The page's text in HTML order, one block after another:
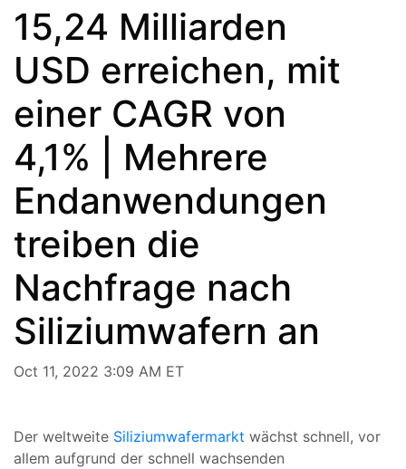
15,24 Milliarden
USD erreichen, mit
einer CAGR von
4,1% | Mehrere
Endanwendungen
treiben die
Nachfrage nach
Siliziumwafern an
Oct 11, 2022 3:09 AM ET
Der weltweite Siliziumwafermarkt wächst schnell, vor
allem aufgrund der schnell wachsenden